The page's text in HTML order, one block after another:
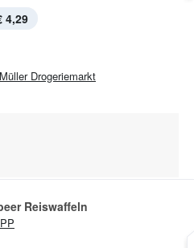
4,29
Müller Drogeriemarkt
Reiswaffeln